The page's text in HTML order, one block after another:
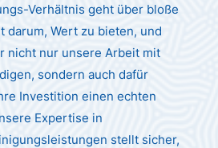
Verhältnis geht über bloße
darum, Wert zu bieten, und
nicht nur unsere Arbeit mit
sondern auch dafür
Investition einen echten
Expertise in
stellt sicher,